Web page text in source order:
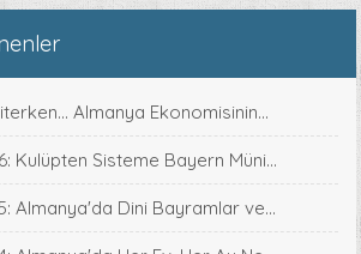
Almanya Ekonomisinin...
Kulüpten Sisteme Bayern Müni...
Almanya'da Dini Bayramlar ve...